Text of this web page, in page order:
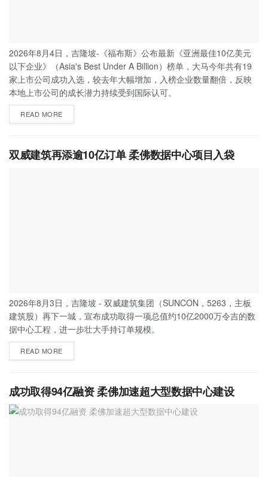
2026年8月4日，吉隆坡-《福布斯》公布最新《亚洲最佳10亿美元
以下企业》（Asia's Best Under A Billion）榜单，大马今年共有19
家上市公司成功入选，较去年大幅增加，入榜企业数量翻倍，反映
本地上市公司的成长潜力持续受到国际认可。
READ MORE
双威建筑再添逾10亿订单 柔佛数据中心项目入袋
2026年8月3日，吉隆坡 - 双威建筑集团（SUNCON，5263，主板
建筑股）再下一城，宣布成功取得一项总值约10亿2000万令吉的数
据中心工程，进一步壮大手持订单规模。
READ MORE
成功取得94亿融资 柔佛加速超大型数据中心建设